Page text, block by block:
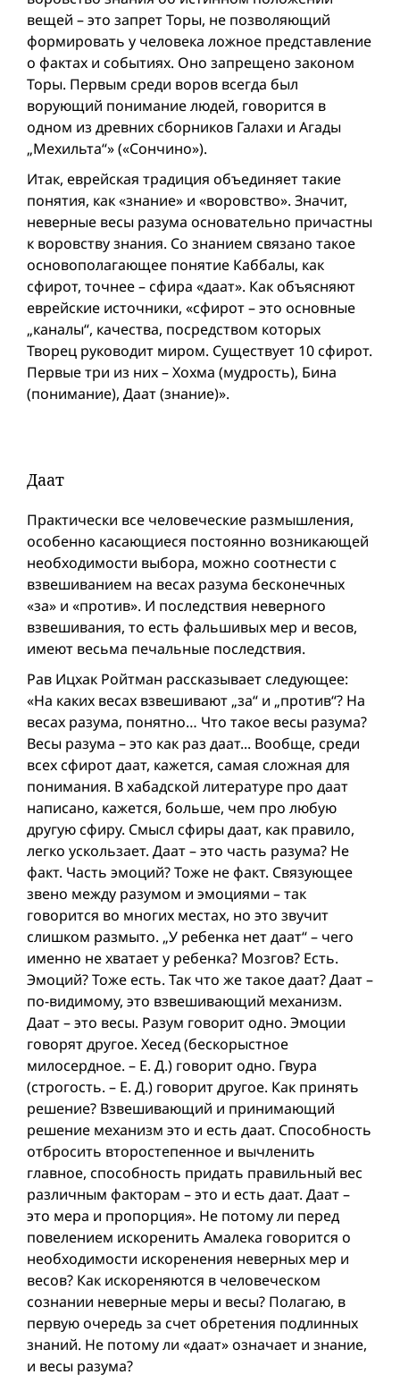
вещей – это запрет Торы, не позволяющий
формировать у человека ложное представление
о фактах и событиях. Оно запрещено законом
Торы. Первым среди воров всегда был
ворующий понимание людей, говорится в
одном из древних сборников Галахи и Агады
„Мехильта“» («Сончино»).
Итак, еврейская традиция объединяет такие
понятия, как «знание» и «воровство». Значит,
неверные весы разума основательно причастны
к воровству знания. Со знанием связано такое
основополагающее понятие Каббалы, как
сфирот, точнее – сфира «даат». Как объясняют
еврейские источники, «cфирот – это основные
„каналы“, качества, посредством которых
Творец руководит миром. Существует 10 сфирот.
Первые три из них – Хохма (мудрость), Бина
(понимание), Даат (знание)».
Даат
Практически все человеческие размышления,
особенно касающиеся постоянно возникающей
необходимости выбора, можно соотнести с
взвешиванием на весах разума бесконечных
«за» и «против». И последствия неверного
взвешивания, то есть фальшивых мер и весов,
имеют весьма печальные последствия.
Рав Ицхак Ройтман рассказывает следующее:
«На каких весах взвешивают „за“ и „против“? На
весах разума, понятно… Что такое весы разума?
Весы разума – это как раз даат... Вообще, среди
всех сфирот даат, кажется, самая сложная для
понимания. В хабадской литературе про даат
написано, кажется, больше, чем про любую
другую сфиру. Смысл сфиры даат, как правило,
легко ускользает. Даат – это часть разума? Не
факт. Часть эмоций? Тоже не факт. Связующее
звено между разумом и эмоциями – так
говорится во многих местах, но это звучит
слишком размыто. „У ребенка нет даат“ – чего
именно не хватает у ребенка? Мозгов? Есть.
Эмоций? Тоже есть. Так что же такое даат? Даат –
по-видимому, это взвешивающий механизм.
Даат – это весы. Разум говорит одно. Эмоции
говорят другое. Хесед (бескорыстное
милосердное. – Е. Д.) говорит одно. Гвура
(строгость. – Е. Д.) говорит другое. Как принять
решение? Взвешивающий и принимающий
решение механизм это и есть даат. Способность
отбросить второстепенное и вычленить
главное, способность придать правильный вес
различным факторам – это и есть даат. Даат –
это мера и пропорция». Не потому ли перед
повелением искоренить Амалека говорится о
необходимости искоренения неверных мер и
весов? Как искореняются в человеческом
сознании неверные меры и весы? Полагаю, в
первую очередь за счет обретения подлинных
знаний. Не потому ли «даат» означает и знание,
и весы разума?